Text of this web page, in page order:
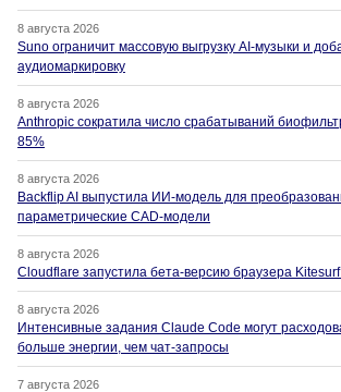
8 августа 2026
Suno ограничит массовую выгрузку AI-музыки и
аудиомаркировку
8 августа 2026
Anthropic сократила число срабатываний
85%
8 августа 2026
Backflip AI выпустила ИИ-модель для
параметрические CAD-модели
8 августа 2026
Cloudflare запустила бета-версию браузера
8 августа 2026
Интенсивные задания Claude Code могут
больше энергии, чем чат-запросы
7 августа 2026